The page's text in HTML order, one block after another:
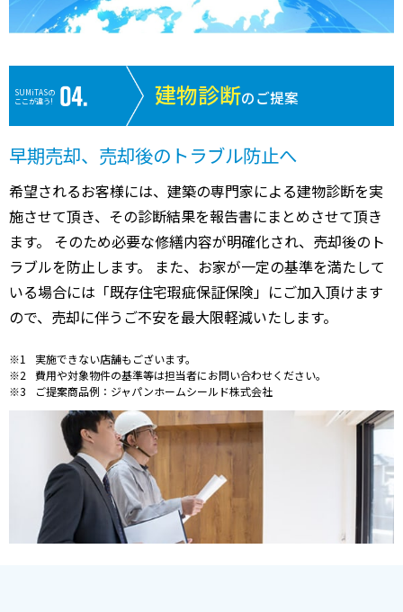
SUMiTASの
ここが違う!
建物診断のご提案
早期売却、売却後のトラブル防止へ
希望されるお客様には、建築の専門家による建物診断を実
施させて頂き、その診断結果を報告書にまとめさせて頂き
ます。 そのため必要な修繕内容が明確化され、売却後のト
ラブルを防止します。 また、お家が一定の基準を満たして
いる場合には「既存住宅瑕疵保証保険」にご加入頂けます
ので、売却に伴うご不安を最大限軽減いたします。
実施できない店舗もございます。
費用や対象物件の基準等は担当者にお問い合わせください。
ご提案商品例：ジャパンホームシールド株式会社